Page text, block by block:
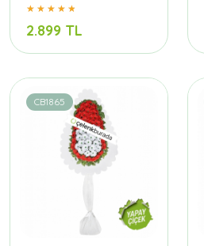
2.899 TL
CB1865